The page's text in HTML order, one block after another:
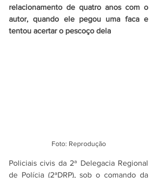
relacionamento de quatro anos com o
autor, quando ele pegou uma faca e
tentou acertar o pescoço dela
Foto: Reprodução
Policiais civis da 2ª Delegacia Regional
de Polícia (2ªDRP), sob o comando da